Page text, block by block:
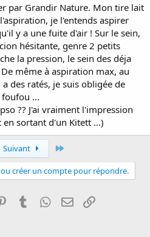
par Grandir Nature. Mon tire lait
je l'entends aspirer
y a une fuite d'air ! Sur le sein,
hésitante, genre 2 petits
la pression, le sein des déja
même à aspiration max, au
des ratés, je suis obligée de
foufou ...
?? J'ai vraiment l'impression
sortant d'un Kitett ...)
Suivant
créer un compte pour répondre.
PinterestTumblr WhatsApp
E-mail